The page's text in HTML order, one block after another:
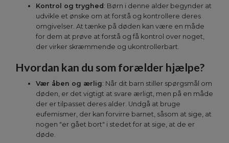
Kontrol og tryghed: Børn i denne alder begynder at
udvikle et ønske om at forstå og kontrollere deres
omgivelser. At tænke på døden kan være en måde
for dem at prøve at forstå og få kontrol over noget,
der virker skræmmende og ukontrollerbart.
Hvordan kan du som forælder hjælpe?
Vær åben og ærlig: Når dit barn stiller spørgsmål om
døden, er det vigtigt at svare ærligt, men på en måde
der er tilpasset deres alder. Undgå at bruge
eufemismer, der kan forvirre barnet, såsom at sige, at
nogen "er gået bort" i stedet for at sige, at de er
døde.